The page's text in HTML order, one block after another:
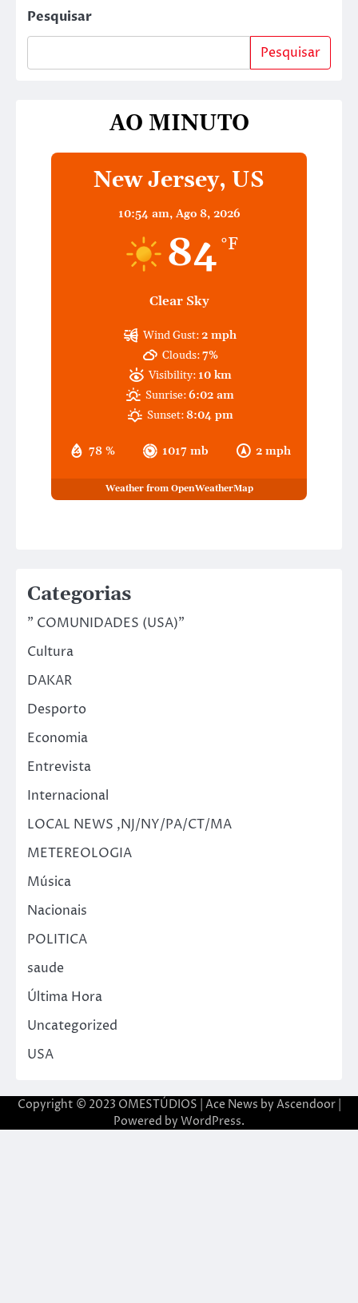
Pesquisar
Pesquisar
AO MINUTO
New Jersey, US
10:54 am, Ago 8, 2026
84 °F
Clear Sky
78 % 1017 mb 2 mph
Wind Gust:2 mph
Clouds:7%
Visibility: 10 km
Sunrise:6:02 am
Sunset:8:04 pm
Weather from OpenWeatherMap
Categorias
" COMUNIDADES (USA)"
Cultura
DAKAR
Desporto
Economia
Entrevista
Internacional
LOCAL NEWS ,NJ/NY/PA/CT/MA
METEREOLOGIA
Música
Nacionais
POLITICA
saude
Última Hora
Uncategorized
USA
Copyright © 2023 OMESTÚDIOS | Ace News by Ascendoor|
Powered by WordPress.